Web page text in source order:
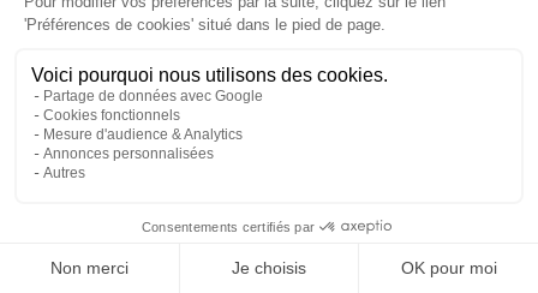
Charge utile en vans et fourgons
aménagés : ce qu’il faut savoir